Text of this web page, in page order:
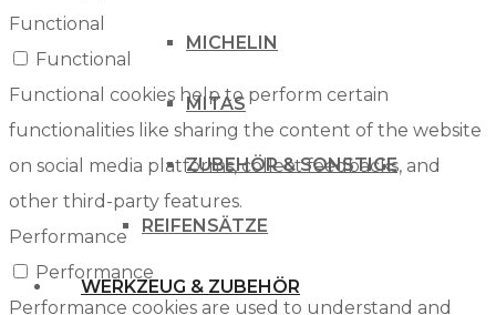
MICHELIN
MITAS
ZUBEHÖR & SONSTIGE
REIFENSÄTZE
WERKZEUG & ZUBEHÖR
Functional
Functional
Functional cookies help to perform certain
functionalities like sharing the content of the website
on social media platforms, collect feedbacks, and
other third-party features.
Performance
Performance
Performance cookies are used to understand and